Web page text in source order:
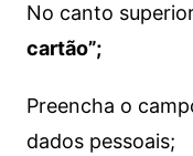
No canto
cartão”;
Preencha o
dados pessoais;